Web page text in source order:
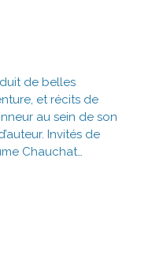
de belles
et récits de
au sein de son
Invités de
Chauchat…